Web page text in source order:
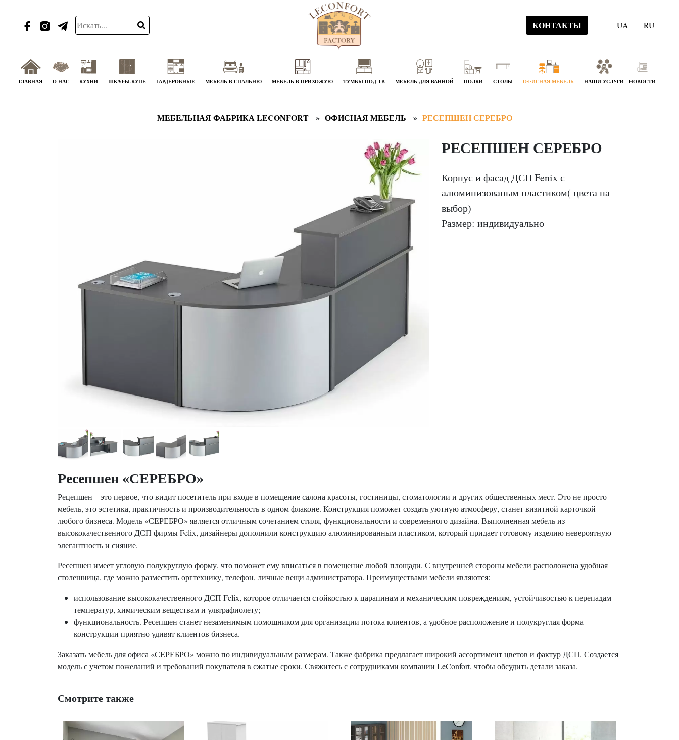
КОНТАКТЫ UA RU
ГЛАВНАЯ О НАС КУХНИ ШКАФЫ-КУПЕ ГАРДЕРОБНЫЕ МЕБЕЛЬ В СПАЛЬНЮ МЕБЕЛЬ В ПРИХОЖУЮ ТУМБЫ ПОД ТВ МЕБЕЛЬ ДЛЯ ВАННОЙ ПОЛКИ СТОЛЫ ОФИСНАЯ МЕБЕЛЬ НАШИ УСЛУГИ НОВОСТИ
МЕБЕЛЬНАЯ ФАБРИКА LECONFORT ОФИСНАЯ МЕБЕЛЬ РЕСЕПШЕН СЕРЕБРО
РЕСЕПШЕН СЕРЕБРО
Корпус и фасад ДСП Fenix с
алюминизованым пластиком( цвета на
выбор)
Размер: индивидуально
Ресепшен «СЕРЕБРО»
Рецепшен – это первое, что видит посетитель при входе в помещение салона красоты, гостиницы, стоматологии и других общественных мест. Это не просто
мебель, это эстетика, практичность и производительность в одном флаконе. Конструкция поможет создать уютную атмосферу, станет визитной карточкой
любого бизнеса. Модель «СЕРЕБРО» является отличным сочетанием стиля, функциональности и современного дизайна. Выполненная мебель из
высококачественного ДСП фирмы Felix, дизайнеры дополнили конструкцию алюминированным пластиком, который придает готовому изделию невероятную
элегантность и сияние.
Ресепшен имеет угловую полукруглую форму, что поможет ему вписаться в помещение любой площади. С внутренней стороны мебели расположена удобная
столешница, где можно разместить оргтехнику, телефон, личные вещи администратора. Преимуществами мебели являются:
использование высококачественного ДСП Felix, которое отличается стойкостью к царапинам и механическим повреждениям, устойчивостью к перепадам
температур, химическим веществам и ультрафиолету;
функциональность. Ресепшен станет незаменимым помощником для организации потока клиентов, а удобное расположение и полукруглая форма
конструкции приятно удивят клиентов бизнеса.
Заказать мебель для офиса «СЕРЕБРО» можно по индивидуальным размерам. Также фабрика предлагает широкий ассортимент цветов и фактур ДСП. Создается
модель с учетом пожеланий и требований покупателя в сжатые сроки. Свяжитесь с сотрудниками компании LeConfort, чтобы обсудить детали заказа.
Смотрите также